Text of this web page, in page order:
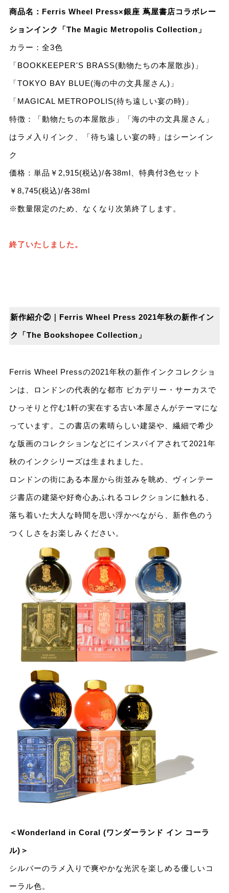
商品名：Ferris Wheel Press×銀座 蔦屋書店コラボレー
ションインク「The Magic Metropolis Collection」
カラー：全3⾊
「BOOKKEEPER'S BRASS(動物たちの本屋散歩)」
「TOKYO BAY BLUE(海の中の⽂具屋さん)」
「MAGICAL METROPOLIS(待ち遠しい宴の時)」
特徴：「動物たちの本屋散歩」「海の中の⽂具屋さん」
はラメ⼊りインク、「待ち遠しい宴の時」はシーンイン
ク
価格：単品￥2,915(税込)/各38ml、特典付3⾊セット
￥8,745(税込)/各38ml
※数量限定のため、なくなり次第終了します。
終了いたしました。
新作紹介②｜Ferris Wheel Press 2021年秋の新作イン
ク「The Bookshopee Collection」
Ferris Wheel Pressの2021年秋の新作インクコレクショ
ンは、ロンドンの代表的な都市 ピカデリー・サーカスで
ひっそりと佇む1軒の実在する古い本屋さんがテーマにな
っています。この書店の素晴らしい建築や、繊細で希少
な版画のコレクションなどにインスパイアされて2021年
秋のインクシリーズは⽣まれました。
ロンドンの街にある本屋から街並みを眺め、ヴィンテー
ジ書店の建築や好奇⼼あふれるコレクションに触れる、
落ち着いた⼤⼈な時間を思い浮かべながら、新作⾊のう
つくしさをお楽しみください。
＜Wonderland in Coral (ワンダーランド イン コーラ
ル)＞
シルバーのラメ⼊りで爽やかな光沢を楽しめる優しいコ
ーラル⾊。